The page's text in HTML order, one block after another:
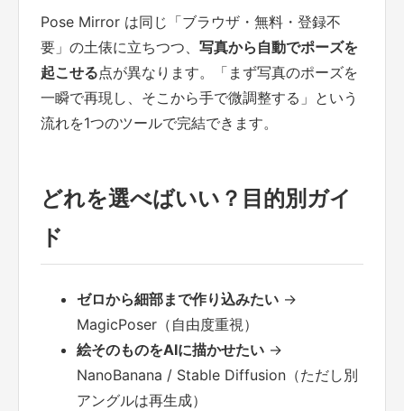
Pose Mirror は同じ「ブラウザ・無料・登録不
要」の土俵に立ちつつ、 写真から自動でポーズを
起こせる点が異なります。「まず写真のポーズを
一瞬で再現し、そこから手で微調整する」という
流れを1つのツールで完結できます。
どれを選べばいい？目的別ガイ
ド
ゼロから細部まで作り込みたい →
MagicPoser（自由度重視）
絵そのものをAIに描かせたい →
NanoBanana / Stable Diffusion（ただし別
アングルは再生成）